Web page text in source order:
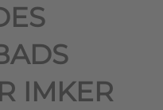
IMKER